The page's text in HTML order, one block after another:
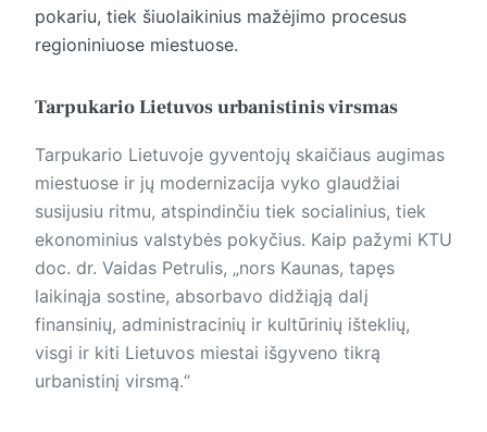
pokariu, tiek šiuolaikinius mažėjimo procesus
regioniniuose miestuose.
Tarpukario Lietuvos urbanistinis virsmas
Tarpukario Lietuvoje gyventojų skaičiaus augimas
miestuose ir jų modernizacija vyko glaudžiai
susijusiu ritmu, atspindinčiu tiek socialinius, tiek
ekonominius valstybės pokyčius. Kaip pažymi KTU
doc. dr. Vaidas Petrulis, „nors Kaunas, tapęs
laikinąja sostine, absorbavo didžiąją dalį
finansinių, administracinių ir kultūrinių išteklių,
visgi ir kiti Lietuvos miestai išgyveno tikrą
urbanistinį virsmą.“